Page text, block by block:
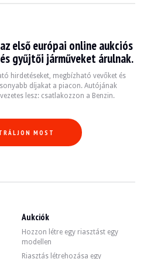
et 2011, est une berline de luxe qui allie
140 - 350 ch
első európai online aukciós
gyűjtői járműveket árulnak.
hirdetéseket, megbízható vevőket és
díjakat a piacon. Autójának
lesz: csatlakozzon a Benzin.
MOST
Aukciók
Hozzon létre egy riasztást egy
modellen
Riasztás létrehozása egy